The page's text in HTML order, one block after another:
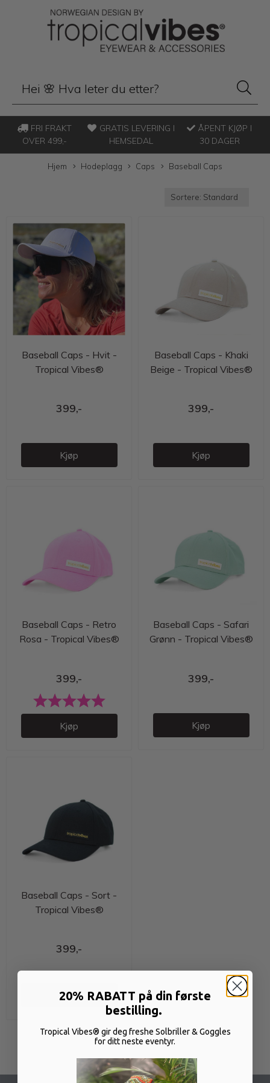
FRI FRAKT
OVER 499,-
GRATIS LEVERING I
HEMSEDAL
ÅPENT KJØP I
30 DAGER
Hjem Hodeplagg Caps Baseball Caps
Baseball Caps - Hvit -
Tropical Vibes®
399,-
Kjøp
Baseball Caps - Khaki
Beige - Tropical Vibes®
399,-
Kjøp
Baseball Caps - Retro
Rosa - Tropical Vibes®
399,-
Karakter: 5.0 av 5 mulige
Kjøp
Baseball Caps - Safari
Grønn - Tropical Vibes®
399,-
Kjøp
Baseball Caps - Sort -
Tropical Vibes®
399,-
Kjøp
20% RABATT på din første
bestilling.
Tropical Vibes® gir deg freshe Solbriller & Goggles
for ditt neste eventyr.